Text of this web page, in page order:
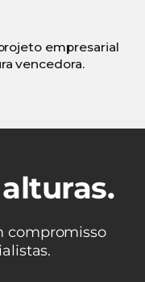
empresarial
vencedora.
compromisso